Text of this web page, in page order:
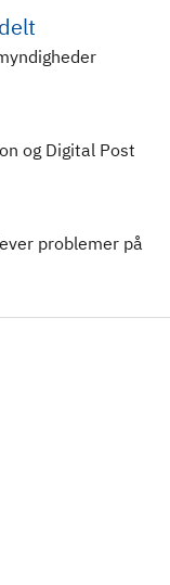
og Digital Post
problemer på